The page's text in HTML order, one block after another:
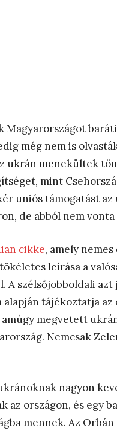
még nem is
ukrán menekültek
mint
uniós támogatást
de abból nem
cikke, amely
leírása a
A szélsőjobboldali
tájékoztatja
megvetett
Nemcsak
nagyon
országon, és egy
mennek. Az